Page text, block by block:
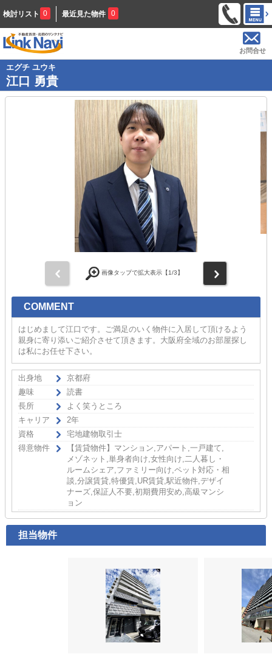
検討リスト 0 最近見た物件 0
お問合せ
エグチ ユウキ
江口 勇貴
画像タップで拡大表示【1/3】
COMMENT
はじめまして江口です。ご満足のいく物件に入居して頂けるよう
親身に寄り添いご紹介させて頂きます。大阪府全域のお部屋探し
は私にお任せ下さい。
出身地
京都府
趣味
読書
長所
よく笑うところ
キャリア
2年
資格
宅地建物取引士
得意物件
【賃貸物件】マンション,アパート,一戸建て,
メゾネット,単身者向け,女性向け,二人暮し・
ルームシェア,ファミリー向け,ペット対応・相
談,分譲賃貸,特優賃,UR賃貸,駅近物件,デザイ
ナーズ,保証人不要,初期費用安め,高級マンシ
ョン
担当物件